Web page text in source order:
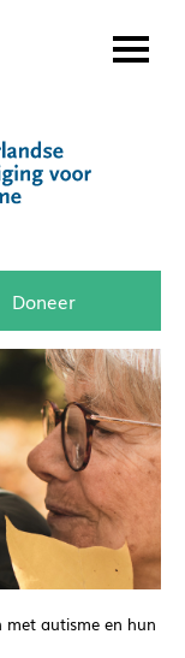
Doneer
met autisme en hun